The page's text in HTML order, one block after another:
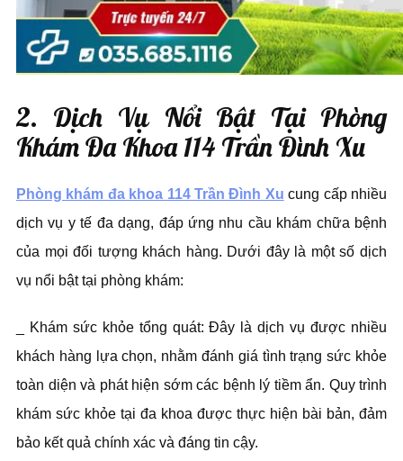
2. Dịch Vụ Nổi Bật Tại Phòng
Khám Đa Khoa 114 Trần Đình Xu
Phòng khám đa khoa 114 Trần Đình Xu cung cấp nhiều
dịch vụ y tế đa dạng, đáp ứng nhu cầu khám chữa bệnh
của mọi đối tượng khách hàng. Dưới đây là một số dịch
vụ nổi bật tại phòng khám:
_ Khám sức khỏe tổng quát: Đây là dịch vụ được nhiều
khách hàng lựa chọn, nhằm đánh giá tình trạng sức khỏe
toàn diện và phát hiện sớm các bệnh lý tiềm ẩn. Quy trình
khám sức khỏe tại đa khoa được thực hiện bài bản, đảm
bảo kết quả chính xác và đáng tin cậy.